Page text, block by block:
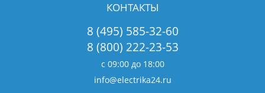
КОНТАКТЫ
8 (495) 585-32-60
8 (800) 222-23-53
с 09:00 до 18:00
info@electrika24.ru